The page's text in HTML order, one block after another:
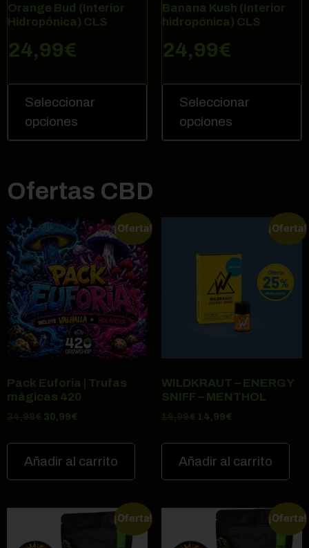
Orange Bud (Interior
Hidropónica) CLS
24,99€
Seleccionar
opciones
Banana Kush (Interior
hidropónica) CLS
24,99€
Seleccionar
opciones
Ofertas CBD
¡Oferta!
Pack Euforia | Trufas
mágicas 420
30,99€
Añadir al carrito
¡Oferta!
WILDKRAUT – ENERGY
SNIFF – MENTHOL
14,99€
Añadir al carrito
¡Oferta! ¡Oferta!